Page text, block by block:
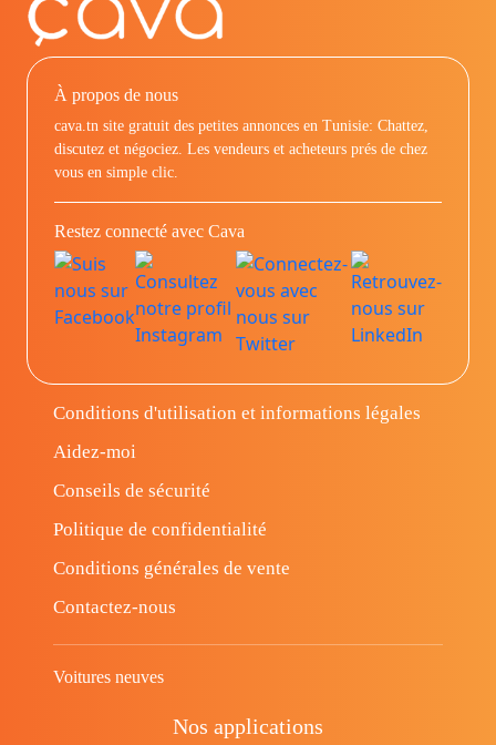
À propos de nous
cava.tn site gratuit des petites annonces en Tunisie: Chattez,
discutez et négociez. Les vendeurs et acheteurs prés de chez
vous en simple clic.
Restez connecté avec Cava
Conditions d'utilisation et informations légales
Aidez-moi
Conseils de sécurité
Politique de confidentialité
Conditions générales de vente
Contactez-nous
Voitures neuves
Nos applications